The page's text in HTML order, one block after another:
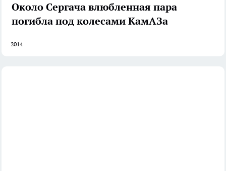
Около Сергача влюбленная пара
погибла под колесами КамАЗа
2014